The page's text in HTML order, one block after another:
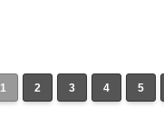
1 2 3 4 5